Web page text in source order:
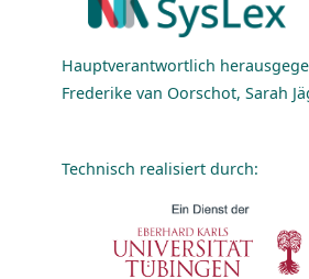
Hauptverantwortlich
Frederike van Oorschot, Sarah
Technisch realisiert durch: